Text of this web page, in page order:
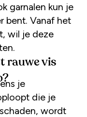
garnalen kun je
bent. Vanaf het
wil je deze
rauwe vis
je
die je
wordt